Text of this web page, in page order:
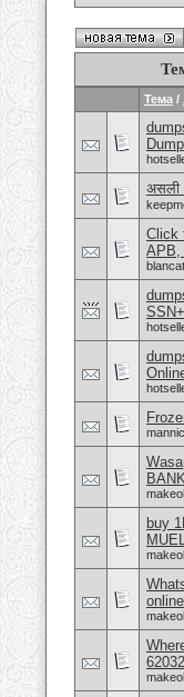
Тема /
असली
Click
APB,
buy
online